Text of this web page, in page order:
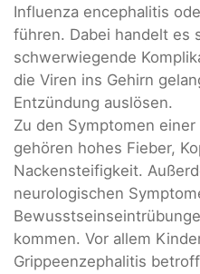
Influenza encephalitis
führen. Dabei handelt es
schwerwiegende
die Viren ins Gehirn
Entzündung auslösen.
Zu den Symptomen
gehören hohes Fieber,
Nackensteifigkeit.
neurologischen
kommen. Vor allem
Grippeenzephalitis